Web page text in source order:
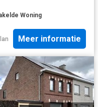
Woning
Meer informatie